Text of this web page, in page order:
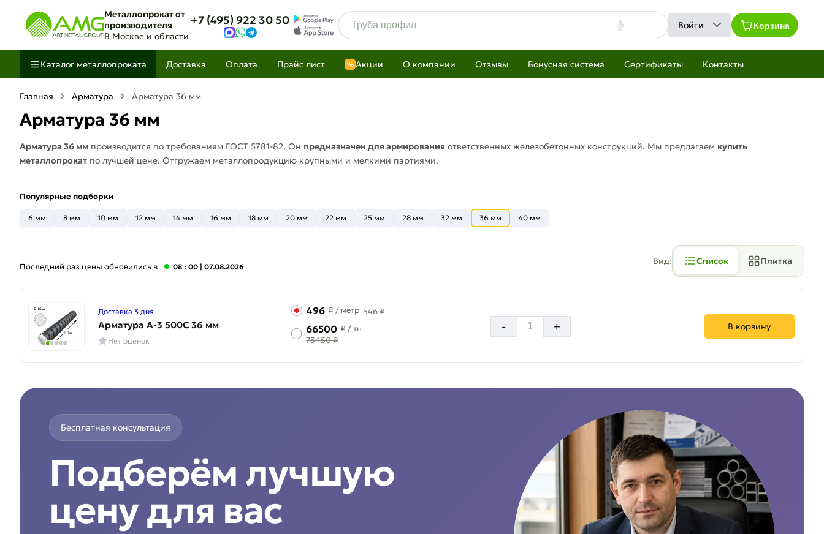
Металлопрокат от
производителя
В Москве и области
+7 (495) 922 30 50 Войти Корзина
Каталог металлопроката Доставка Оплата Прайс лист % Акции О компании Отзывы Бонусная система Сертификаты Контакты
Главная Арматура Арматура 36 мм
Арматура 36 мм
Арматура 36 мм производится по требованиям ГОСТ 5781-82. Он предназначен для армирования ответственных железобетонных конструкций. Мы предлагаем купить
металлопрокат по лучшей цене. Отгружаем металлопродукцию крупными и мелкими партиями.
Популярные подборки
6 мм 8 мм 10 мм 12 мм 14 мм 16 мм 18 мм 20 мм 22 мм 25 мм 28 мм 32 мм 36 мм 40 мм
Последний раз цены обновились в 08 : 00 | 07.08.2026 Вид: Список Плитка
Доставка 3 дня
Арматура A-3 500C 36 мм
Нет оценок
496 ₽ / метр 546 ₽
66500 ₽ / тн
73 150 ₽
- + В корзину
Бесплатная консультация
Подберём лучшую
цену для вас